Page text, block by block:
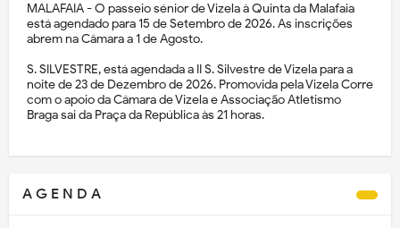
MALAFAIA - O passeio sénior de Vizela à Quinta da Malafaia
está agendado para 15 de Setembro de 2026. As inscrições
abrem na Câmara a 1 de Agosto.
S. SILVESTRE, está agendada a II S. Silvestre de Vizela para a
noite de 23 de Dezembro de 2026. Promovida pela Vizela Corre
com o apoio da Câmara de Vizela e Associação Atletismo
Braga sai da Praça da República às 21 horas.
A G E N D A